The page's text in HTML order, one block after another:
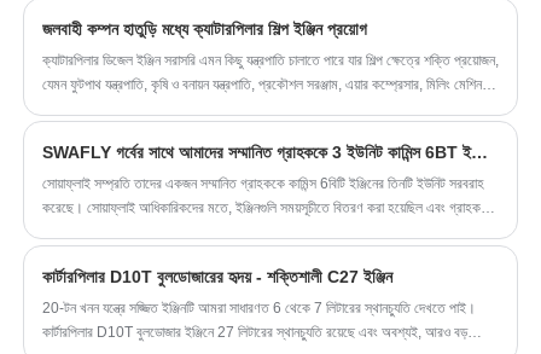
জলবাহী কম্পন হাতুড়ি মধ্যে ক্যাটারপিলার শিল্প ইঞ্জিন প্রয়োগ
ক্যাটারপিলার ডিজেল ইঞ্জিন সরাসরি এমন কিছু যন্ত্রপাতি চালাতে পারে যার শিল্প ক্ষেত্রে শক্তি প্রয়োজন,
যেমন ফুটপাথ যন্ত্রপাতি, কৃষি ও বনায়ন যন্ত্রপাতি, প্রকৌশল সরঞ্জাম, এয়ার কম্প্রেসার, মিলিং মেশিন,
SWAFLY গর্বের সাথে আমাদের সম্মানিত গ্রাহককে 3 ইউনিট কামিন্স 6BT ইঞ্জিন সরবরাহ করে।
সোয়াফ্লাই সম্প্রতি তাদের একজন সম্মানিত গ্রাহককে কামিন্স 6বিটি ইঞ্জিনের তিনটি ইউনিট সরবরাহ
করেছে। সোয়াফ্লাই আধিকারিকদের মতে, ইঞ্জিনগুলি সময়সূচীতে বিতরণ করা হয়েছিল এবং গ্রাহকরা
কার্টারপিলার D10T বুলডোজারের হৃদয় - শক্তিশালী C27 ইঞ্জিন
20-টন খনন যন্ত্রে সজ্জিত ইঞ্জিনটি আমরা সাধারণত 6 থেকে 7 লিটারের স্থানচ্যুতি দেখতে পাই।
কার্টারপিলার D10T বুলডোজার ইঞ্জিনে 27 লিটারের স্থানচ্যুতি রয়েছে এবং অবশ্যই, আরও বড়